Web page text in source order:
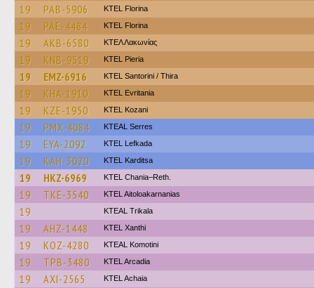
19 PAB-5906 KTEL Florina
19 PAE-4484 KTEL Florina
19 AKB-6580 ΚΤΕΛ Λακωνίας
19 KNB-9519 KTEL Pieria
19 EMZ-6916 KTEL Santorini / Thira
19 KHA-1910 ΚΤΕL Evritania
19 KZE-1950 ΚΤΕL Kozani
19 PMX-4084 KTEAL Serres
19 EYA-2092 KTEL Lefkada
19 KAH-3020 ΚΤΕL Karditsa
19 HKZ-6969 KTEL Chania–Reth.
19 TKE-3540 KTEL Aitoloakarnanias
19 KTEAL Trikala
19 AHZ-1448 KTEL Xanthi
19 KOZ-4280 KTEAL Komotini
19 TPB-3480 KTEL Arcadia
19 AXI-2565 KTEL Achaia